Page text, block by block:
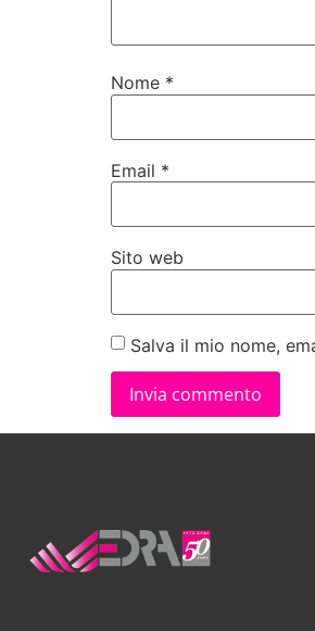
Nome *
Email *
Sito web
Salva il mio nome,